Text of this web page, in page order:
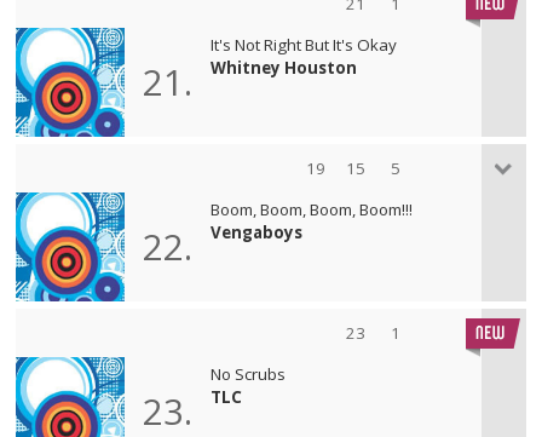
21.
It's Not Right But It's Okay
Whitney Houston
19 15 5
22.
Boom, Boom, Boom, Boom!!!
Vengaboys
23 1
23.
No Scrubs
TLC